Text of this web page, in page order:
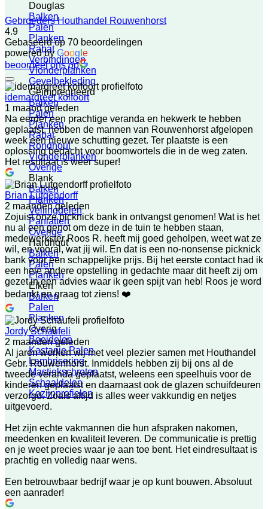
Douglas
Balken
Palen
Planken
Rabat
Verbindingen
Vlonderplanken
Gevelbekleding
Geïmpregneerd
Balken
Palen
Planken
Rabat
Rondhout
Vlonderplanken
Overige
Blank
Balken
Planken
Vellingdelen
Panlatten
Overige
Hardhout
Balken
Palen
Planken
Eiken
Balken
Palen
Planken
Overig
Boeidelen
Kastanje Palen
Lambrisering
Mastiekschroten
Schaaldelen
Kozijnprofielen
Gebroeders Houthandel Rouwenhorst
4.9
Gebaseerd op 70 beoordelingen
powered byGoog e
beoordeel ons op
idemargreet kolfoort
1 maand geleden
Na eerder een prachtige veranda en hekwerk te hebben
geplaatst, hebben de mannen van Rouwenhorst afgelopen
week een nieuwe schutting gezet. Ter plaatste is een
oplossing bedacht voor boomwortels die in de weg zaten.
Het resultaat is weer super!
Brian Lutgendorff
2 maanden geleden
Zojuist onze picknick bank in ontvangst genomen! Wat is het
nu al een genot om deze in de tuin te hebben staan,
medewerkster Roos R. heeft mij goed geholpen, weet wat ze
wil, en vooral, wat jij wil. En dat is een no-nonsense picknick
bank voor een schappelijke prijs. Bij het eerste contact had ik
een hele andere opstelling in gedachte maar dit heeft zij om
gezet in een advies waar ik geen spijt van heb! Roos je word
bedankt en graag tot ziens! ❤️
Jordy Schaufeli
2 maanden geleden
Al jaren werken wij met veel plezier samen met Houthandel
Gebr. Rouwenhorst. Inmiddels hebben zij bij ons al de
tweede veranda geplaatst, weleens een speelhuis voor de
kinderen geplaatst en daarnaast ook de glazen schuifdeuren
verzorgd. Zoals altijd is alles weer vakkundig en netjes
uitgevoerd.
Het zijn echte vakmannen die hun afspraken nakomen,
meedenken en kwaliteit leveren. De communicatie is prettig
en je weet precies waar je aan toe bent. Het eindresultaat is
prachtig en volledig naar wens.
Een betrouwbaar bedrijf waar je op kunt bouwen. Absoluut
een aanrader!